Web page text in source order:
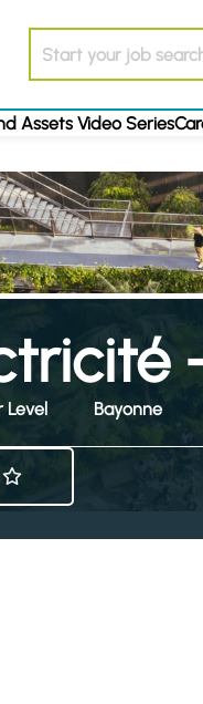
Assets Video Series
Level Bayonne